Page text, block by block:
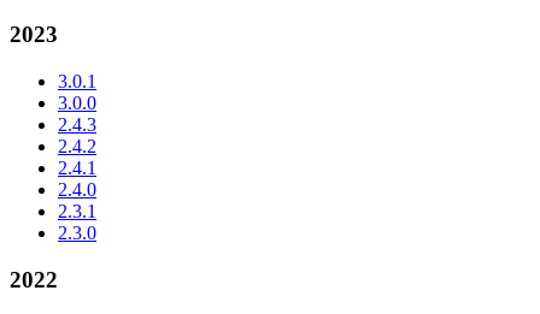
2023
3.0.1
3.0.0
2.4.3
2.4.2
2.4.1
2.4.0
2.3.1
2.3.0
2022